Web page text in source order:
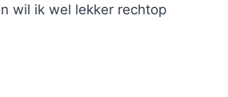
wil ik wel lekker rechtop